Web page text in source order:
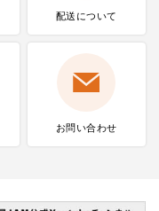
配送について
お問い合わせ